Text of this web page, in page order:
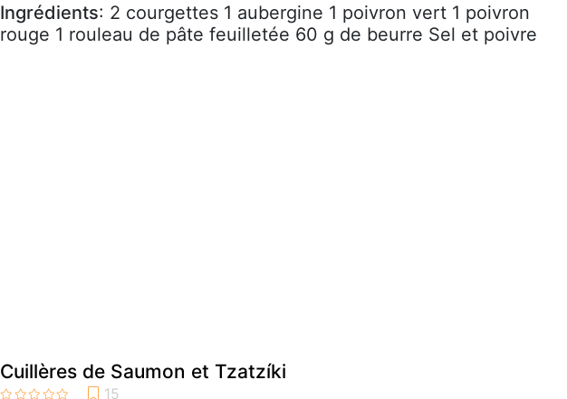
Ingrédients: 2 courgettes 1 aubergine 1 poivron vert 1 poivron
rouge 1 rouleau de pâte feuilletée 60 g de beurre Sel et poivre
Cuillères de Saumon et Tzatzíki